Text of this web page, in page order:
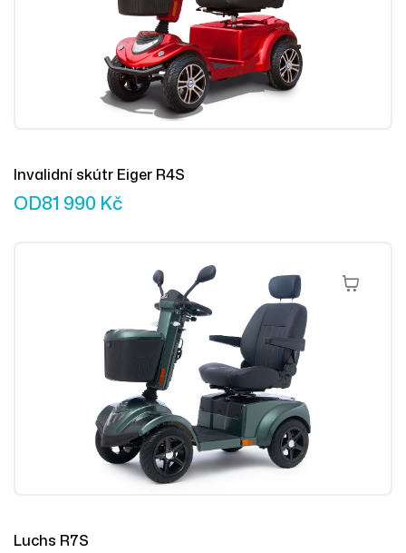
Invalidní skútr Eiger R4S
OD81 990 Kč
Výběr
Luchs R7S